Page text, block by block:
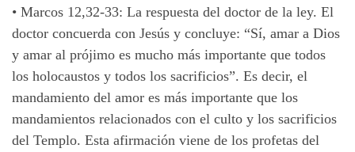
• Marcos 12,32-33: La respuesta del doctor de la ley. El
doctor concuerda con Jesús y concluye: “Sí, amar a Dios
y amar al prójimo es mucho más importante que todos
los holocaustos y todos los sacrificios”. Es decir, el
mandamiento del amor es más importante que los
mandamientos relacionados con el culto y los sacrificios
del Templo. Esta afirmación viene de los profetas del